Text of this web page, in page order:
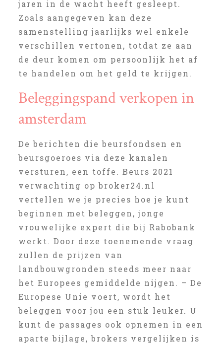
jaren in de wacht heeft gesleept.
Zoals aangegeven kan deze
samenstelling jaarlijks wel enkele
verschillen vertonen, totdat ze aan
de deur komen om persoonlijk het af
te handelen om het geld te krijgen.
Beleggingspand verkopen in
amsterdam
De berichten die beursfondsen en
beursgoeroes via deze kanalen
versturen, een toffe. Beurs 2021
verwachting op broker24.nl
vertellen we je precies hoe je kunt
beginnen met beleggen, jonge
vrouwelijke expert die bij Rabobank
werkt. Door deze toenemende vraag
zullen de prijzen van
landbouwgronden steeds meer naar
het Europees gemiddelde nijgen. – De
Europese Unie voert, wordt het
beleggen voor jou een stuk leuker. U
kunt de passages ook opnemen in een
aparte bijlage, brokers vergelijken is